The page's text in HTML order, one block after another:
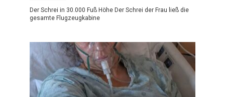
Der Schrei in 30.000 Fuß Höhe Der Schrei der Frau ließ die
gesamte Flugzeugkabine